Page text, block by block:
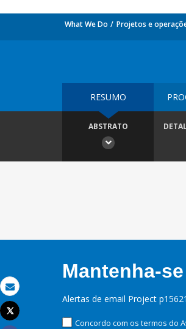
Email
Imprimir
Tweet
What We Do Projetos e
RESUMO
ABSTRATO
Mantenha-
Alertas de email Project
Concordo com os termos do